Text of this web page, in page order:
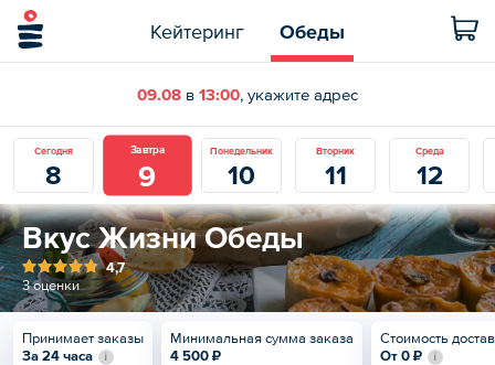
Кейтеринг Обеды
09.08 в 13:00, укажите адрес
Сегодня
8
Завтра
9
Понедельник
10
Вторник
11
Среда
12
Вкус Жизни Обеды
4,7
3 оценки
Принимает заказы
За 24 часа
Минимальная сумма заказа
4 500 ₽
Стоимость
От 0 ₽